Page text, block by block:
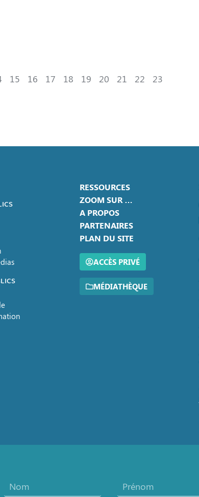
15 16 17 18 19 20 21 22 23
RESSOURCES
ZOOM SUR …
A PROPOS
PARTENAIRES
PLAN DU SITE
ACCÈS PRIVÉ
MÉDIATHÈQUE